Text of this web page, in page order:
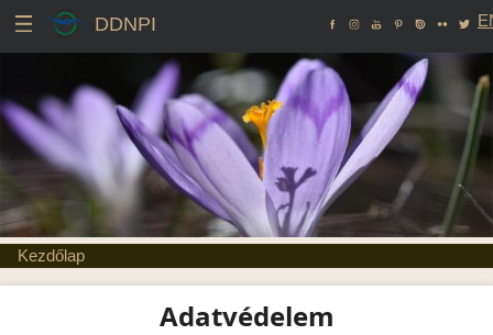
DDNPI
Kezdőlap
Adatvédelem